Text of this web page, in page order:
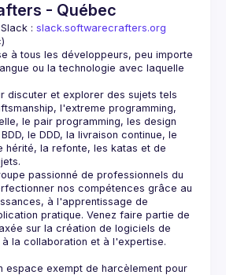
- Québec
: slack.softwarecrafters.org
à tous les développeurs, peu importe
ou la technologie avec laquelle
discuter et explorer des sujets tels
l'extreme programming,
le pair programming, les design
le DDD, la livraison continue, le
hérité, la refonte, les katas et de
passionné de professionnels du
nos compétences grâce au
à l'apprentissage de
pratique. Venez faire partie de
sur la création de logiciels de
espace exempt de harcèlement pour